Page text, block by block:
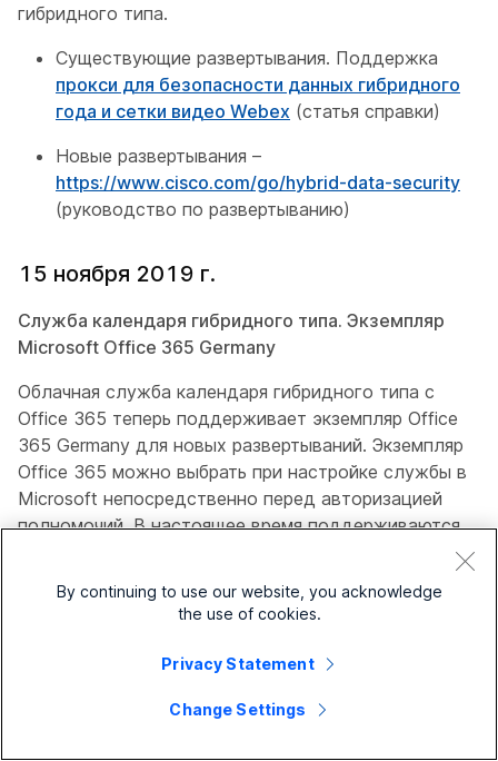
гибридного типа.
Существующие развертывания. Поддержка
прокси для безопасности данных гибридного
года и сетки видео Webex (статья справки)
Новые развертывания –
https://www.cisco.com/go/hybrid-data-security
(руководство по развертыванию)
15 ноября 2019 г.
Служба календаря гибридного типа. Экземпляр
Microsoft Office 365 Germany
Облачная служба календаря гибридного типа с
Office 365 теперь поддерживает экземпляр Office
365 Germany для новых развертываний. Экземпляр
Office 365 можно выбрать при настройке службы в
Microsoft непосредственно перед авторизацией
полномочий. В настоящее время поддерживаются
17 сентября 2019 г.
Служба календаря гибридного типа. Обновление и
By continuing to use our website, you acknowledge
the use of cookies.
Privacy Statement
Change Settings